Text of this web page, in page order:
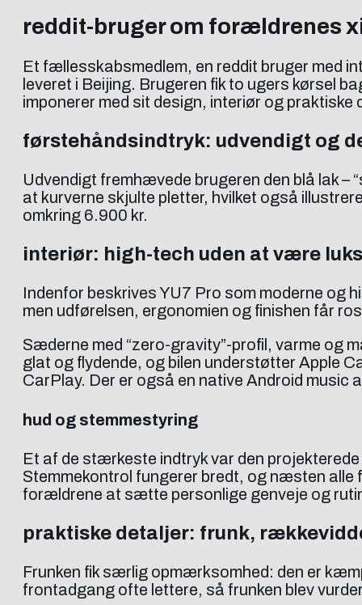
reddit-bruger om forældrenes
Et fællesskabsmedlem, en reddit bruger med
leveret i Beijing. Brugeren fik to ugers kørsel
imponerer med sit design, interiør og praktiske
førstehåndsindtryk: udvendigt og
Udvendigt fremhævede brugeren den blå lak –
at kurverne skjulte pletter, hvilket også
omkring 6.900 kr.
interiør: high-tech uden at være
Indenfor beskrives YU7 Pro som moderne og
men udførelsen, ergonomien og finishen får
Sæderne med “zero-gravity”-profil, varme og
glat og flydende, og bilen understøtter Apple
CarPlay. Der er også en native Android music
hud og stemmestyring
Et af de stærkeste indtryk var den
Stemmekontrol fungerer bredt, og næsten alle
forældrene at sætte personlige genveje og
praktiske detaljer: frunk,
Frunken fik særlig opmærksomhed: den er
frontadgang ofte lettere, så frunken blev